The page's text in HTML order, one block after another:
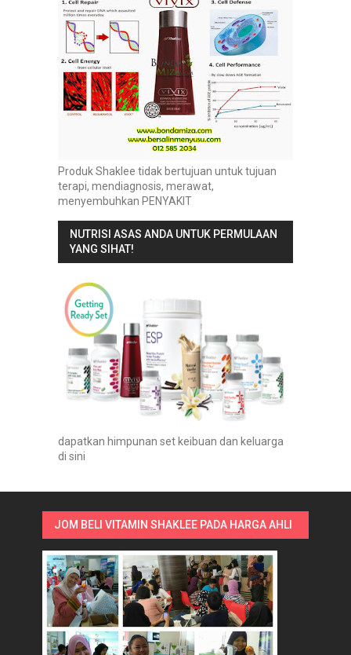
Produk Shaklee tidak bertujuan untuk tujuan
terapi, mendiagnosis, merawat,
menyembuhkan PENYAKIT
NUTRISI ASAS ANDA UNTUK PERMULAAN
YANG SIHAT!
dapatkan himpunan set keibuan dan keluarga
di sini
JOM BELI VITAMIN SHAKLEE PADA HARGA AHLI